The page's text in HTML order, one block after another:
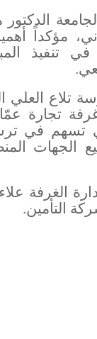
مؤكداً
تنفيذ
.
العلي
تجارة
تسهم في
الجهات
علاء
التأمين.